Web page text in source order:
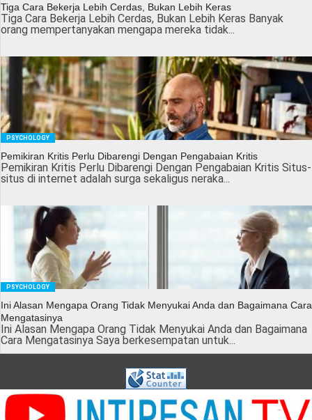
Tiga Cara Bekerja Lebih Cerdas, Bukan Lebih Keras
Tiga Cara Bekerja Lebih Cerdas, Bukan Lebih Keras Banyak
orang mempertanyakan mengapa mereka tidak...
PSYCHOLOGY
Pemikiran Kritis Perlu Dibarengi Dengan Pengabaian Kritis
Pemikiran Kritis Perlu Dibarengi Dengan Pengabaian Kritis Situs-
situs di internet adalah surga sekaligus neraka...
PSYCHOLOGY
Ini Alasan Mengapa Orang Tidak Menyukai Anda dan Bagaimana Cara
Mengatasinya
Ini Alasan Mengapa Orang Tidak Menyukai Anda dan Bagaimana
Cara Mengatasinya Saya berkesempatan untuk...